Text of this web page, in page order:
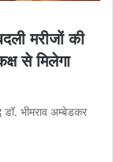
मरीजों की
से मिलेगा
डॉ. भीमराव अम्बेडकर